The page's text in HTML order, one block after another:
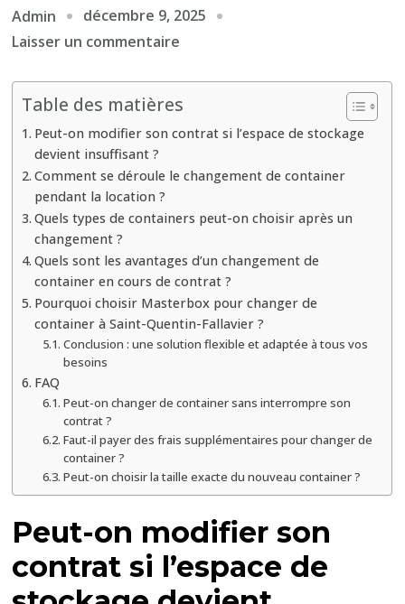
Admin
décembre 9, 2025
Laisser un commentaire
possible
de
de
container
cours
de
location
si
ne
suffit
?
Table des matières
Peut-on modifier son contrat si l’espace de stockage
devient insuffisant ?
Comment se déroule le changement de container
pendant la location ?
Quels types de containers peut-on choisir après un
changement ?
Quels sont les avantages d’un changement de
container en cours de contrat ?
Pourquoi choisir Masterbox pour changer de
container à Saint-Quentin-Fallavier ?
Conclusion : une solution flexible et adaptée à tous vos
besoins
FAQ
Peut-on changer de container sans interrompre son
contrat ?
Faut-il payer des frais supplémentaires pour changer de
container ?
Peut-on choisir la taille exacte du nouveau container ?
Peut-on modifier son
contrat si l’espace de